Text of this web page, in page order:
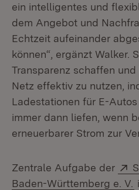
ein intelligentes und
dem Angebot und
Echtzeit aufeinander
können“, ergänzt Walker.
Transparenz schaffen
Netz effektiv zu nutzen,
Ladestationen für E-
immer dann liefen, wenn
erneuerbarer Strom zur
Zentrale Aufgabe der
Baden-Württemberg e. V.